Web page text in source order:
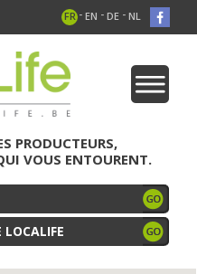
FR - EN - DE - NL
PRODUCTEURS,
VOUS ENTOURENT.